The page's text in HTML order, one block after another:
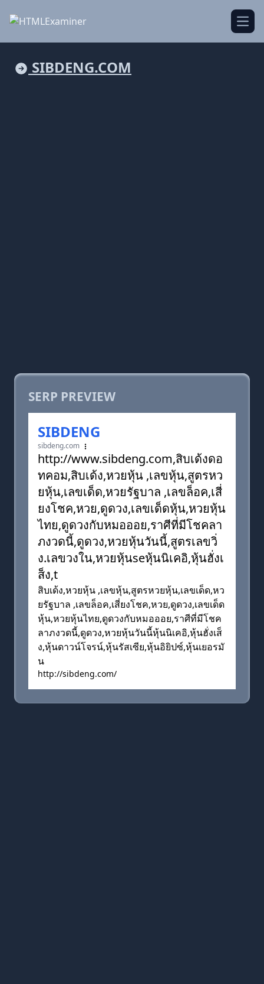
SIBDENG.COM
SERP PREVIEW
SIBDENG
sibdeng.com
http://www.sibdeng.com,สิบเด้งดอ
ทคอม,สิบเด้ง,หวยหุ้น ,เลขหุ้น,สูตรหว
ยหุ้น,เลขเด็ด,หวยรัฐบาล ,เลขล็อค,เสี่
ยงโชค,หวย,ดูดวง,เลขเด็ดหุ้น,หวยหุ้น
ไทย,ดูดวงกับหมอออย,ราศีที่มีโชคลา
ภงวดนี้,ดูดวง,หวยหุ้นวันนี้,สูตรเลขวิ่
ง.เลขวงใน,หวยหุ้นseหุ้นนิเคอิ,หุ้นฮั่งเ
ส็ง,t
สิบเด้ง,หวยหุ้น ,เลขหุ้น,สูตรหวยหุ้น,เลขเด็ด,หว
ยรัฐบาล ,เลขล็อค,เสี่ยงโชค,หวย,ดูดวง,เลขเด็ด
หุ้น,หวยหุ้นไทย,ดูดวงกับหมอออย,ราศีที่มีโชค
ลาภงวดนี้,ดูดวง,หวยหุ้นวันนี้หุ้นนิเคอิ,หุ้นฮั่งเส็
ง,หุ้นดาวน์โจรน์,หุ้นรัสเซีย,หุ้นอิยิปซ์,หุ้นเยอรมั
น
http://sibdeng.com/